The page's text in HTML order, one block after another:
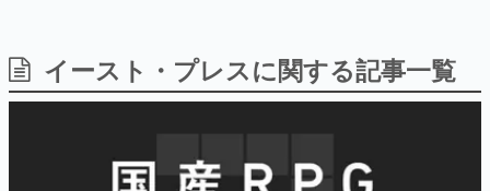
ゲーム開発者・hamatsu氏がゲームの魅力を画面や操作の
具体的な形から解き明かしていく、硬派で骨太な評論連載
です。
の起源や用法の変遷を、コンピューター文化史研究家・タ
イニーP氏が徹底調査。
イースト・プレスに関する記事一覧